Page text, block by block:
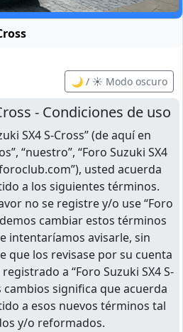
🌙 / ☀️ Modo oscuro
- Condiciones de uso
SX4 S-Cross” (de aquí en
“nuestro”, “Foro Suzuki SX4
usted acuerda
a los siguientes términos.
no se registre y/o use “Foro
cambiar estos términos
intentaríamos avisarle, sin
que los revisase por su cuenta
a “Foro Suzuki SX4 S-
cambios significa que acuerda
a esos nuevos términos tal
y/o reformados.